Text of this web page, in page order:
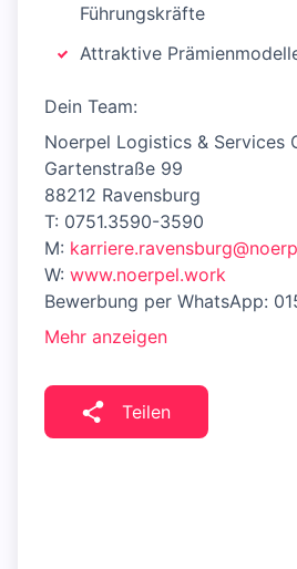
Führungskräfte
Attraktive
Dein Team:
Noerpel Logistics & Services
Gartenstraße 99
88212 Ravensburg
T: 0751.3590-3590
M:
W: www.noerpel.work
Bewerbung per WhatsApp:
Mehr anzeigen
Teilen